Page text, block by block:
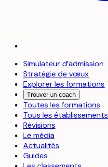
Simulateur d’admission
Stratégie de vœux
Explorer les formations
Trouver un coach
Toutes les formations
Tous les établissements
Révisions
Le média
Actualités
Guides